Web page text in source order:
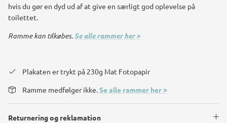
hvis du gør en dyd ud af at give en særligt god oplevelse på
toilettet.
Ramme kan tilkøbes. Se alle rammer her >
Plakaten er trykt på 230g Mat Fotopapir
Ramme medfølger ikke.Se alle rammer her >
Returnering og reklamation